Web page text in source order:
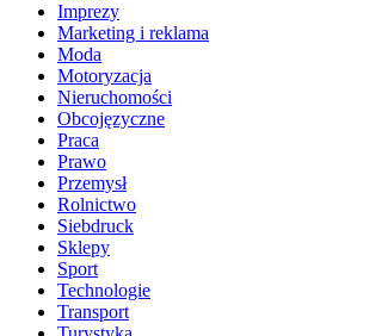
Imprezy
Marketing i reklama
Moda
Motoryzacja
Nieruchomości
Obcojęzyczne
Praca
Prawo
Przemysł
Rolnictwo
Siebdruck
Sklepy
Sport
Technologie
Transport